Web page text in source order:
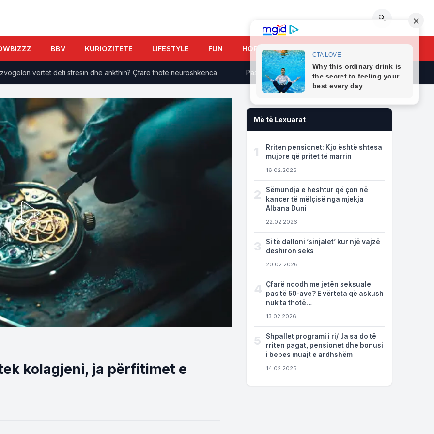
🔍
BBV KURIOZITETE LIFESTYLE FUN HOROSKOPI
vërtet deti stresin dhe ankthin? Çfarë thotë neuroshkenca Pasioni i fundjavës në shtrat, a jeni mes 4 shenjave të bekuara
kolagjeni, ja përfitimet e
Më të Lexuarat
1
Rriten pensionet: Kjo është shtesa
mujore që pritet të marrin
16.02.2026
2
Sëmundja e heshtur që çon në
kancer të mëlçisë nga mjekja
Albana Duni
22.02.2026
3
Si të dalloni ‘sinjalet’ kur një vajzë
dëshiron seks
20.02.2026
4
Çfarë ndodh me jetën seksuale
pas të 50-ave? E vërteta që askush
nuk ta thotë…
13.02.2026
5
Shpallet programi i ri/ Ja sa do të
rriten pagat, pensionet dhe bonusi
i bebes muajt e ardhshëm
14.02.2026